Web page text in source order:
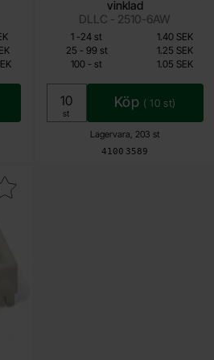
vinklad
DLLC - 2510-6AW
Art. nr
4100 3589
Lagervara, 203 st
1.05 SEK
Inklusive 25% moms
Enhet:
st
Köp ( 10 st)
Mängdrabatt
Pris /st
1 -till
24 st
1.40 SEK
25 -till99 st
1.25 SEK
100 - till
st 1.05 SEK
6-pol 2.54mm som favorit